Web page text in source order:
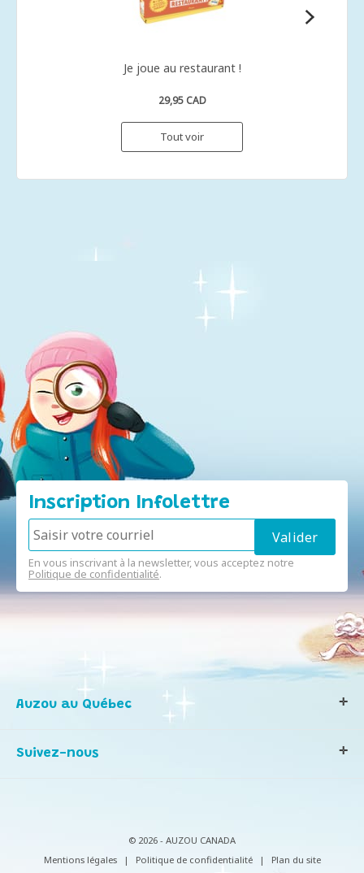
Je joue au restaurant !
29,95 CAD
Tout voir
Inscription Infolettre
En vous inscrivant à la newsletter, vous acceptez notre
Politique de confidentialité.
Auzou au Québec
Notre histoire
Infos consommateurs
Suivez-nous
© 2026 - AUZOU CANADA
Mentions légales
| Politique de confidentialité | Plan du site